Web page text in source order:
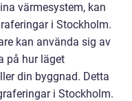
värmesystem, kan
i Stockholm.
kan använda sig av
på hur läget
din byggnad. Detta
i Stockholm.